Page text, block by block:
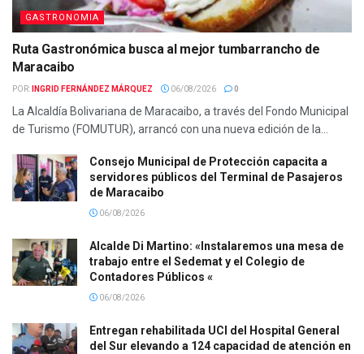
GASTRONOMIA
Ruta Gastronómica busca al mejor tumbarrancho de
Maracaibo
POR: INGRID FERNÁNDEZ MÁRQUEZ 06/08/2026 0
La Alcaldía Bolivariana de Maracaibo, a través del Fondo Municipal
de Turismo (FOMUTUR), arrancó con una nueva edición de la...
Consejo Municipal de Protección capacita a
servidores públicos del Terminal de Pasajeros
de Maracaibo
06/08/2026
Alcalde Di Martino: «Instalaremos una mesa de
trabajo entre el Sedemat y el Colegio de
Contadores Públicos «
06/08/2026
Entregan rehabilitada UCI del Hospital General
del Sur elevando a 124 capacidad de atención en